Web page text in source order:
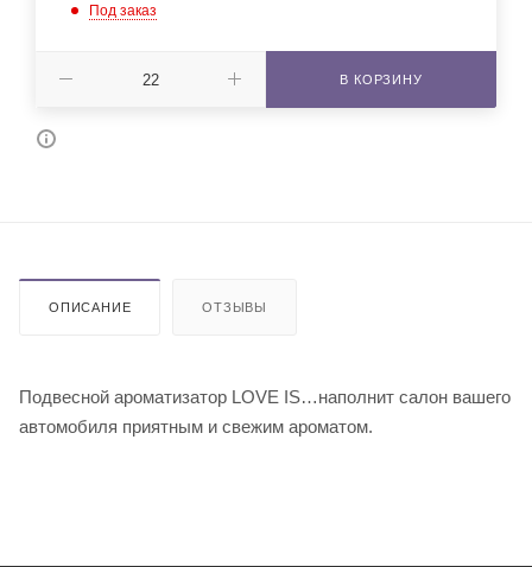
Под заказ
В КОРЗИНУ
ОПИСАНИЕ ОТЗЫВЫ
Подвесной ароматизатор LOVE IS…наполнит салон вашего
автомобиля приятным и свежим ароматом.